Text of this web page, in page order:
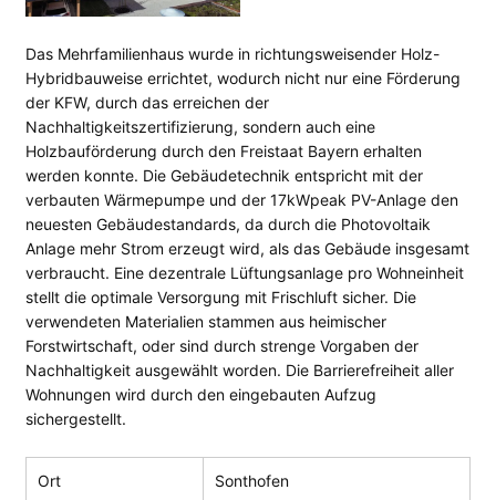
Das Mehrfamilienhaus wurde in richtungsweisender Holz-
Hybridbauweise errichtet, wodurch nicht nur eine Förderung
der KFW, durch das erreichen der
Nachhaltigkeitszertifizierung, sondern auch eine
Holzbauförderung durch den Freistaat Bayern erhalten
werden konnte. Die Gebäudetechnik entspricht mit der
verbauten Wärmepumpe und der 17kWpeak PV-Anlage den
neuesten Gebäudestandards, da durch die Photovoltaik
Anlage mehr Strom erzeugt wird, als das Gebäude insgesamt
verbraucht. Eine dezentrale Lüftungsanlage pro Wohneinheit
stellt die optimale Versorgung mit Frischluft sicher. Die
verwendeten Materialien stammen aus heimischer
Forstwirtschaft, oder sind durch strenge Vorgaben der
Nachhaltigkeit ausgewählt worden. Die Barrierefreiheit aller
Wohnungen wird durch den eingebauten Aufzug
sichergestellt.
Ort Sonthofen